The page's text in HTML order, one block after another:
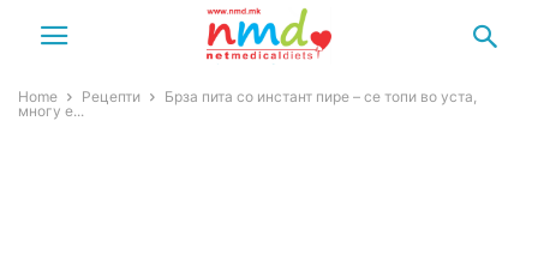
Home Рецепти
Брза пита со инстант пире – се топи во уста,
многу е...